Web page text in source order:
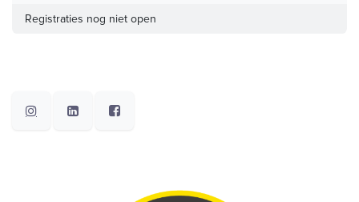
Registraties nog niet open